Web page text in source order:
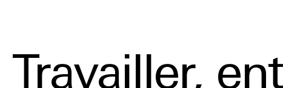
Travailler,